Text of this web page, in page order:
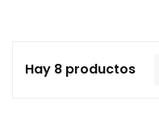
Hay 8 productos